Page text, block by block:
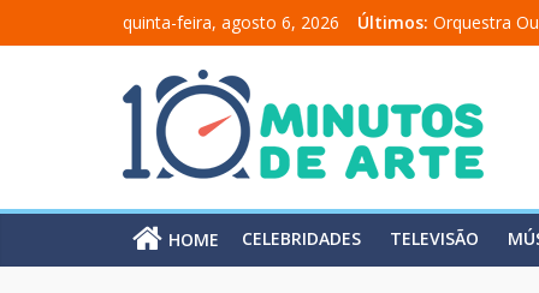
quinta-feira, agosto 6, 2026 Últimos: Orquestra
Mônica
Carolina
HOME CELEBRIDADES TELEVISÃO